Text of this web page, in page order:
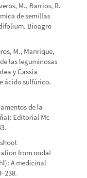
M., Barrios, R.
de semillas
Bioagro
M., Manrique,
las leguminosas
y Cassia
ácido sulfúrico.
de la
Editorial Mc
from nodal
A medicinal